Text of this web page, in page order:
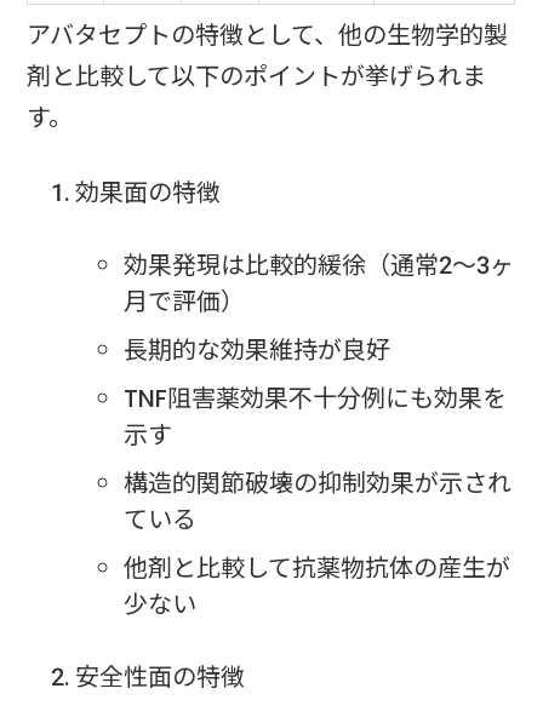
アバタセプトの特徴として、他の生物学的製
剤と比較して以下のポイントが挙げられま
す。
効果面の特徴
効果発現は比較的緩徐（通常2〜3ヶ
月で評価）
長期的な効果維持が良好
TNF阻害薬効果不十分例にも効果を
示す
構造的関節破壊の抑制効果が示され
ている
他剤と比較して抗薬物抗体の産生が
少ない
安全性面の特徴